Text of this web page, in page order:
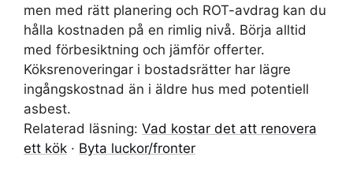
men med rätt planering och ROT-avdrag kan du
hålla kostnaden på en rimlig nivå. Börja alltid
med förbesiktning och jämför offerter.
Köksrenoveringar i bostadsrätter har lägre
ingångskostnad än i äldre hus med potentiell
asbest.
Relaterad läsning: Vad kostar det att renovera
ett kök · Byta luckor/fronter